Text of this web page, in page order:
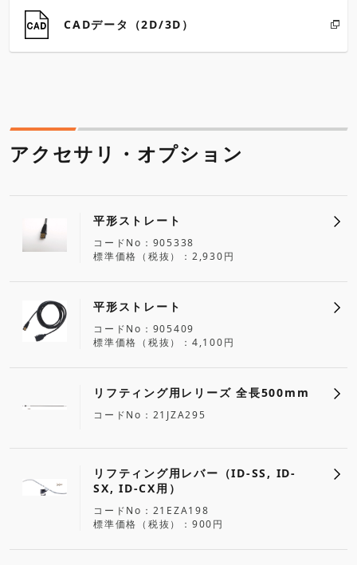
CADデータ（2D/3D）
アクセサリ・オプション
平形ストレート
コードNo
905338
標準価格（税抜）
2,930円
平形ストレート
コードNo
905409
標準価格（税抜）
4,100円
リフティング用レリーズ 全長500mm
コードNo 21JZA295
リフティング用レバー（ID-SS, ID-
SX, ID-CX用）
コードNo
21EZA198
標準価格（税抜）
900円